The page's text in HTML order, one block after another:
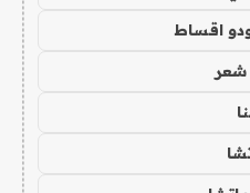
اقساط
شعر